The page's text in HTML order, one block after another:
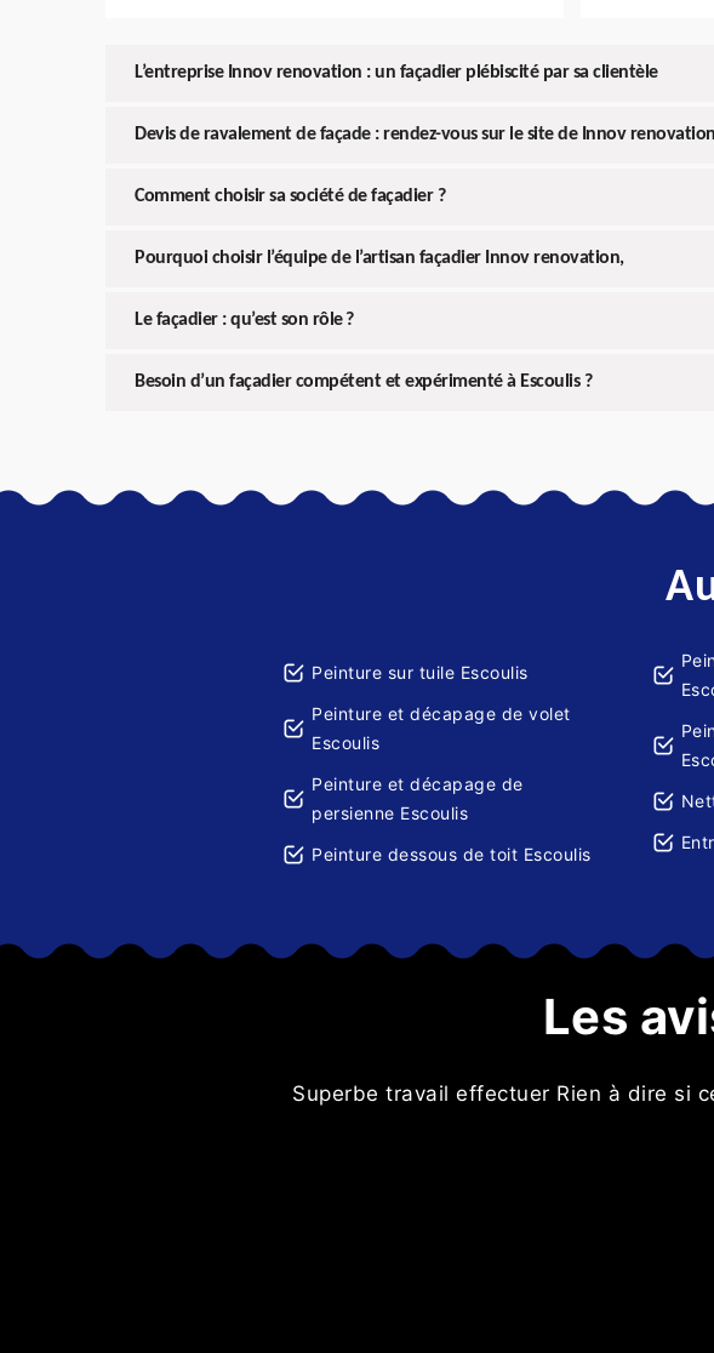
L’entreprise Innov renovation : un façadier plébiscité par sa clientèle
Devis de ravalement de façade : rendez-vous sur le site de Innov renovation
Comment choisir sa société de façadier ?
Pourquoi choisir l’équipe de l’artisan façadier Innov renovation,
Le façadier : qu’est son rôle ?
Besoin d’un façadier compétent et expérimenté à Escoulis ?
Peinture sur tuile Escoulis
Peinture et décapage de volet
Escoulis
Peinture et décapage de
persienne Escoulis
Peinture dessous de toit Escoulis
Les
Superbe travail effectuer Rien à dire si